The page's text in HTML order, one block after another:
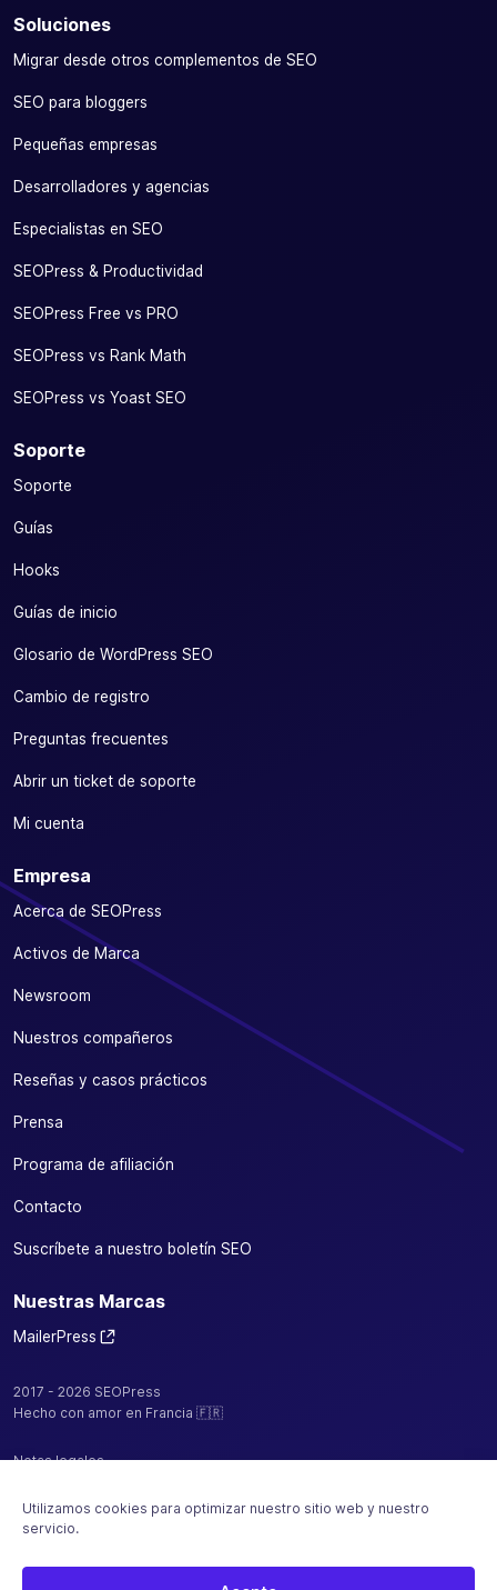
Utilizamos cookies para optimizar nuestro sitio web y nuestro
servicio.
Soluciones
Migrar desde otros complementos de SEO
SEO para bloggers
Pequeñas empresas
Desarrolladores y agencias
Especialistas en SEO
SEOPress & Productividad
SEOPress Free vs PRO
SEOPress vs Rank Math
SEOPress vs Yoast SEO
Soporte
Soporte
Guías
Hooks
Guías de inicio
Glosario de WordPress SEO
Cambio de registro
Preguntas frecuentes
Abrir un ticket de soporte
Mi cuenta
Empresa
Acerca de SEOPress
Activos de Marca
Newsroom
Nuestros compañeros
Reseñas y casos prácticos
Prensa
Programa de afiliación
Contacto
Suscríbete a nuestro boletín SEO
Nuestras Marcas
MailerPress
2017 - 2026 SEOPress
Hecho con amor en Francia 🇫🇷
Notas legales
Política de confidencialidad / cookies
CGV